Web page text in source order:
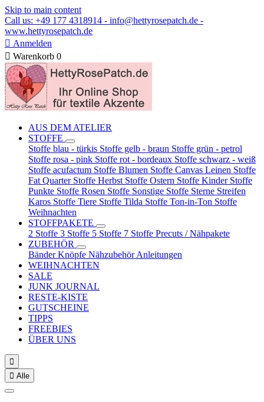
Skip to main content
Call us: +49 177 4318914 - info@hettyrosepatch.de -
www.hettyrosepatch.de
 Anmelden
 Warenkorb 0
AUS DEM ATELIER
STOFFE
Stoffe blau - türkis Stoffe gelb - braun Stoffe grün - petrol
Stoffe rosa - pink Stoffe rot - bordeaux Stoffe schwarz - weiß
Stoffe acufactum Stoffe Blumen Stoffe Canvas Leinen Stoffe
Fat Quarter Stoffe Herbst Stoffe Ostern Stoffe Kinder Stoffe
Punkte Stoffe Rosen Stoffe Sonstige Stoffe Sterne Streifen
Karos Stoffe Tiere Stoffe Tilda Stoffe Ton-in-Ton Stoffe
Weihnachten
STOFFPAKETE
2 Stoffe 3 Stoffe 5 Stoffe 7 Stoffe Precuts / Nähpakete
ZUBEHÖR
BänderKnöpfe NähzubehörAnleitungen
WEIHNACHTEN
SALE
JUNK JOURNAL
RESTE-KISTE
GUTSCHEINE
TIPPS
FREEBIES
ÜBER UNS

 Alle